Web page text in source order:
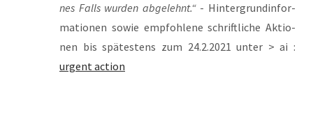
nes Falls wur­den abge­lehnt.“ - Hin­ter­grund­in­for­
ma­tio­nen sowie emp­foh­le­ne schrift­li­che Aktio­
nen bis spä­tes­tens zum 24.2.2021 unter > ai :
urgent action